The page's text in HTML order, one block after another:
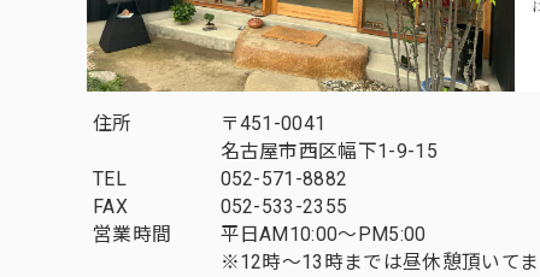
住所
〒451-0041
名古屋市西区幅下1-9-15
TEL
052-571-8882
FAX
052-533-2355
営業時間
平日AM10:00～PM5:00
※12時～13時までは昼休憩頂いて